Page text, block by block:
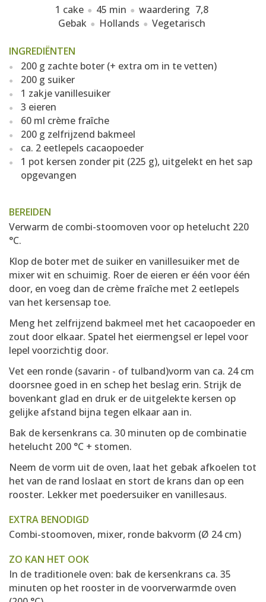
1 cake 45 min waardering 7,8
Gebak
Hollands Vegetarisch
INGREDIËNTEN
200 g zachte boter (+ extra om in te vetten)
200 g suiker
1 zakje vanillesuiker
3 eieren
60 ml crème fraîche
200 g zelfrijzend bakmeel
ca. 2 eetlepels cacaopoeder
1 pot kersen zonder pit (225 g), uitgelekt en het sap
opgevangen
BEREIDEN
Verwarm de combi-stoomoven voor op hetelucht 220
°C.
Klop de boter met de suiker en vanillesuiker met de
mixer wit en schuimig. Roer de eieren er één voor één
door, en voeg dan de crème fraîche met 2 eetlepels
van het kersensap toe.
Meng het zelfrijzend bakmeel met het cacaopoeder en
zout door elkaar. Spatel het eiermengsel er lepel voor
lepel voorzichtig door.
Vet een ronde (savarin - of tulband)vorm van ca. 24 cm
doorsnee goed in en schep het beslag erin. Strijk de
bovenkant glad en druk er de uitgelekte kersen op
gelijke afstand bijna tegen elkaar aan in.
Bak de kersenkrans ca. 30 minuten op de combinatie
hetelucht 200 °C + stomen.
Neem de vorm uit de oven, laat het gebak afkoelen tot
het van de rand loslaat en stort de krans dan op een
rooster. Lekker met poedersuiker en vanillesaus.
EXTRA BENODIGD
Combi-stoomoven, mixer, ronde bakvorm (Ø 24 cm)
ZO KAN HET OOK
In de traditionele oven: bak de kersenkrans ca. 35
minuten op het rooster in de voorverwarmde oven